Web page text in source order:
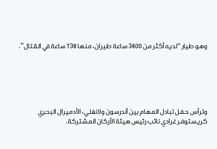
وهو طيار “لديه أكثر من 3400 ساعة طيران، منها 738 ساعة في القتال”.
وترأس حفل تبادل المهام بين أندرسون ولانغلي، الأدميرال البحري
كريستوفر غرادي نائب رئيس هيئة الأركان المشتركة.